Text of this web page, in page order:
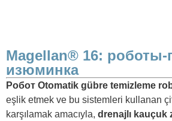
Magellan® 16:
изюминка
Робот Otomatik gübre temizleme
eşlik etmek ve bu sistemleri kullanan
karşılamak amacıyla, drenajlı kauçuk